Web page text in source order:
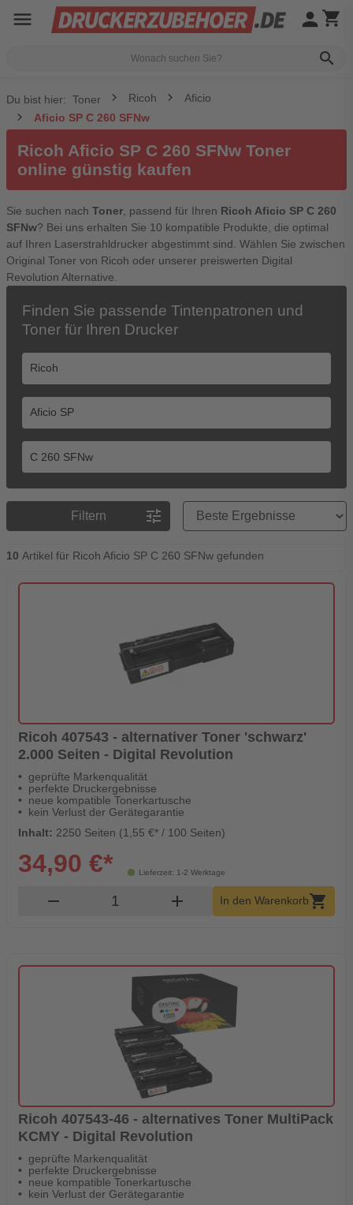
menu
search
person shopping_cart
Du bist hier: Toner Ricoh
Aficio
Aficio SP C 260 SFNw
Ricoh Aficio SP C 260 SFNw Toner
online günstig kaufen
Sie suchen nach Toner, passend für Ihren Ricoh Aficio SP C 260
SFNw? Bei uns erhalten Sie 10 kompatible Produkte, die optimal
auf Ihren Laserstrahldrucker abgestimmt sind. Wählen Sie zwischen
Original Toner von Ricoh oder unserer preiswerten Digital
Revolution Alternative.
Finden Sie passende Tintenpatronen und
Toner für Ihren Drucker
Filtern tune
Preisreihenfolge
10 Artikel für Ricoh Aficio SP C 260 SFNw gefunden
Ricoh 407543 - alternativer Toner 'schwarz'
2.000 Seiten - Digital Revolution
geprüfte Markenqualität
perfekte Druckergebnisse
neue kompatible Tonerkartusche
kein Verlust der Gerätegarantie
Inhalt: 2250 Seiten (1,55 €* / 100 Seiten)
Lieferzeit: 1-2 Werktage
34,90 €*
remove Produkt Warenkorb Menge
add In den Warenkorbshopping_cart
Ricoh 407543-46 - alternatives Toner MultiPack
KCMY - Digital Revolution
geprüfte Markenqualität
perfekte Druckergebnisse
neue kompatible Tonerkartusche
kein Verlust der Gerätegarantie